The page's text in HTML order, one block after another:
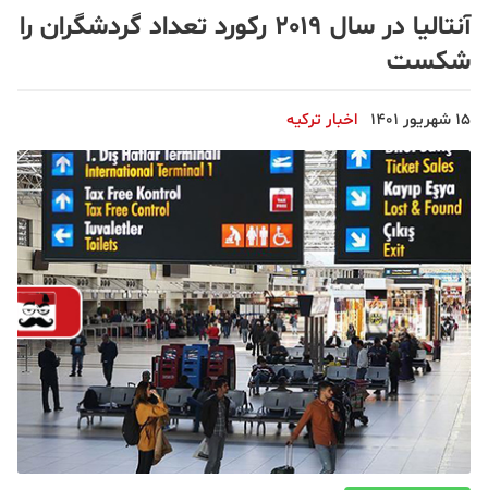
حقوقی
قبرس
آنتالیا در سال 2019 رکورد تعداد گردشگران را
شکست
15 شهریور 1401 اخبار ترکیه